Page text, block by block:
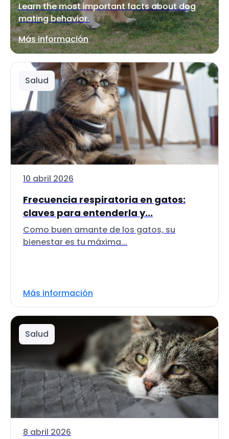
Learn the most important facts about dog
mating behavior.
Más información
Salud
10 abril 2026
Frecuencia respiratoria en gatos:
claves para entenderla y...
Como buen amante de los gatos, su
bienestar es tu máxima...
Más información
Salud
8 abril 2026